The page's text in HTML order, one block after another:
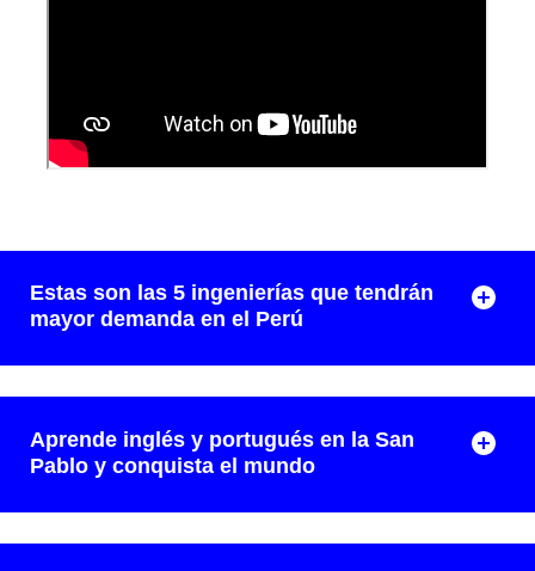
Estas son las 5 ingenierías que tendrán
mayor demanda en el Perú
Aprende inglés y portugués en la San
Pablo y conquista el mundo